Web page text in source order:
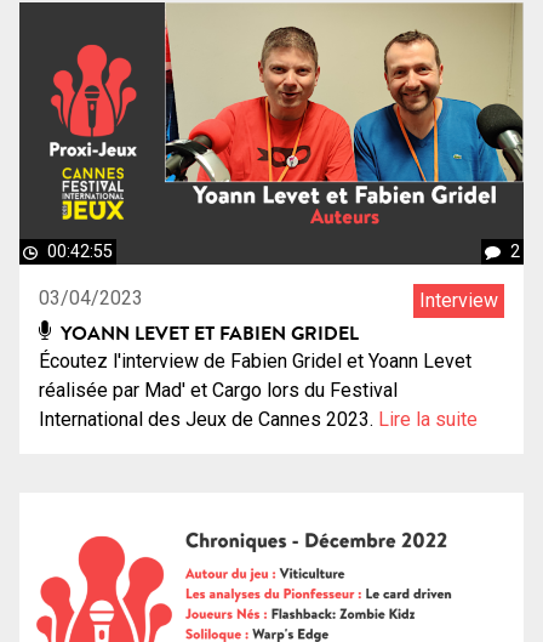
00:42:55 2
03/04/2023 Interview
YOANN LEVET ET FABIEN GRIDEL
Écoutez l'interview de Fabien Gridel et Yoann Levet
réalisée par Mad' et Cargo lors du Festival
International des Jeux de Cannes 2023. Lire la suite